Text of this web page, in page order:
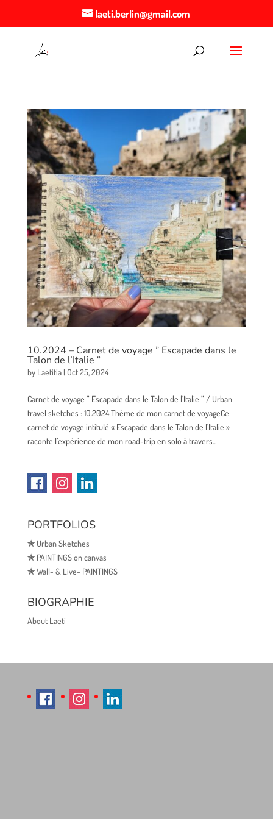
laeti.berlin@gmail.com
10.2024 – Carnet de voyage ” Escapade dans le
Talon de l’Italie “
by Laetitia| Oct 25, 2024
Carnet de voyage ” Escapade dans le Talon de l’Italie ” / Urban
travel sketches : 10.2024 Thème de mon carnet de voyageCe
carnet de voyage intitulé « Escapade dans le Talon de l’Italie »
raconte l’expérience de mon road-trip en solo à travers...
PORTFOLIOS
✯Urban Sketches
✯PAINTINGS on canvas
✯Wall- & Live- PAINTINGS
BIOGRAPHIE
About Laeti